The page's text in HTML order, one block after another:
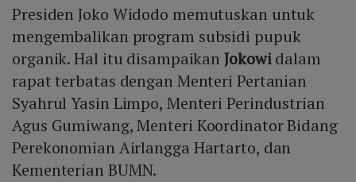
Presiden Joko Widodo memutuskan untuk
mengembalikan program subsidi pupuk
organik. Hal itu disampaikanJokowidalam
rapat terbatas dengan Menteri Pertanian
Syahrul Yasin Limpo, Menteri Perindustrian
Agus Gumiwang, Menteri Koordinator Bidang
Perekonomian Airlangga Hartarto, dan
Kementerian BUMN.